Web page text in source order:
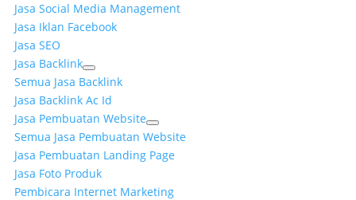
Jasa Social Media Management
Jasa Iklan Facebook
Jasa SEO
Jasa Backlink
Semua Jasa Backlink
Jasa Backlink Ac Id
Jasa Pembuatan Website
Semua Jasa Pembuatan Website
Jasa Pembuatan Landing Page
Jasa Foto Produk
Pembicara Internet Marketing